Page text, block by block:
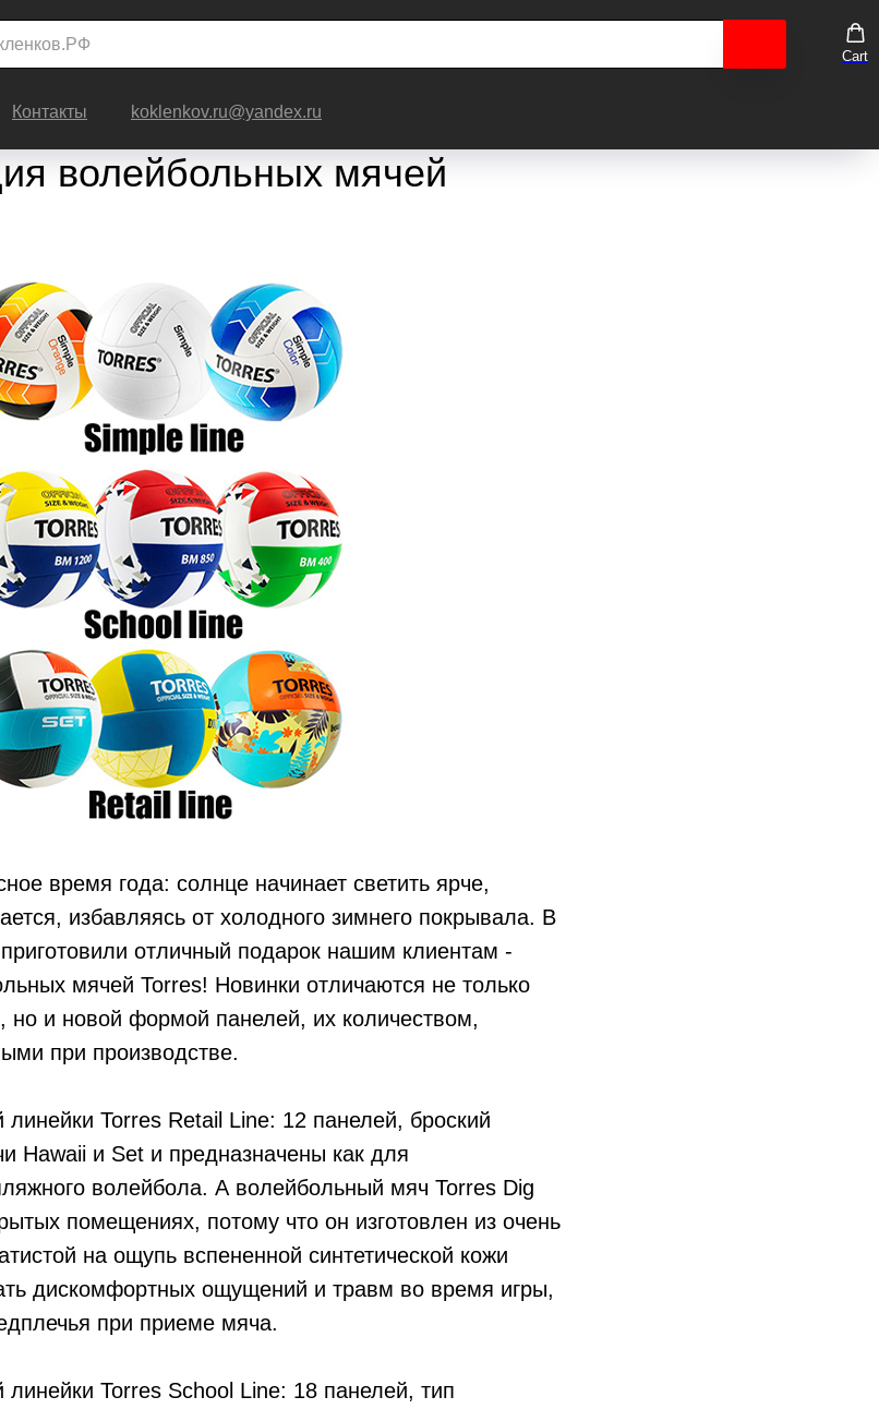
Cart
Контакты koklenkov.ru@yandex.ru
волейбольных мячей
время года: солнце начинает светить ярче,
избавляясь от холодного зимнего покрывала. В
отличный подарок нашим клиентам -
мячей Torres! Новинки отличаются не только
и новой формой панелей, их количеством,
при производстве.
Torres Retail Line: 12 панелей, броский
Hawaii и Set и предназначены как для
волейбола. А волейбольный мяч Torres Dig
помещениях, потому что он изготовлен из очень
на ощупь вспененной синтетической кожи
дискомфортных ощущений и травм во время игры,
при приеме мяча.
Torres School Line: 18 панелей, тип